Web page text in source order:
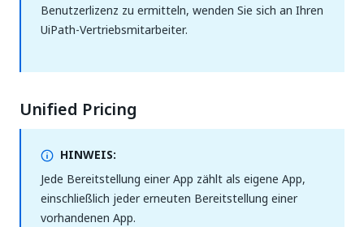
Benutzerlizenz zu ermitteln, wenden Sie sich an Ihren
UiPath-Vertriebsmitarbeiter.
Unified Pricing
HINWEIS:
Jede Bereitstellung einer App zählt als eigene App,
einschließlich jeder erneuten Bereitstellung einer
vorhandenen App.